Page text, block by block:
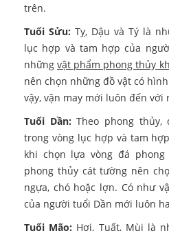
trên.
Tuổi Sửu: Tỵ, Dậu và Tý là
lục hợp và tam hợp của
nhữngvật phẩm phong thủy
nên chọn những đồ vật có
vậy, vận may mới luôn đến với
Tuổi Dần: Theo phong
trong vòng lục hợp và tam
khi chọn lựa vòng đá
phong thủy cát tường nên
ngựa, chó hoặc lợn. Có như
của người tuổi Dần mới luôn
Tuổi Mão: Hợi, Tuất, Mùi là